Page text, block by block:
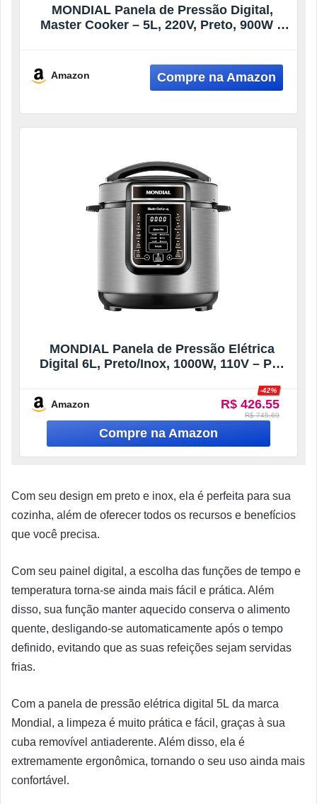
MONDIAL Panela de Pressão Digital,
Master Cooker – 5L, 220V, Preto, 900W –
Amazon
MONDIAL Panela de Pressão Elétrica
Digital 6L, Preto/Inox, 1000W, 110V – PE-
Amazon R$ 426.55
-42%
R$ 745.69
Com seu design em preto e inox, ela é perfeita para sua
cozinha, além de oferecer todos os recursos e benefícios
que você precisa.
Com seu painel digital, a escolha das funções de tempo e
temperatura torna-se ainda mais fácil e prática. Além
disso, sua função manter aquecido conserva o alimento
quente, desligando-se automaticamente após o tempo
definido, evitando que as suas refeições sejam servidas
frias.
Com a panela de pressão elétrica digital 5L da marca
Mondial, a limpeza é muito prática e fácil, graças à sua
cuba removível antiaderente. Além disso, ela é
extremamente ergonômica, tornando o seu uso ainda mais
confortável.